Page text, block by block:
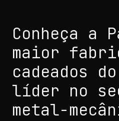
Conheça a
maior
cadeados
líder no
metal-